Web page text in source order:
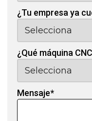
¿Tu empresa ya
¿Qué máquina
Mensaje*